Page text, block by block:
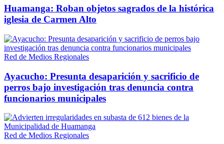
Huamanga: Roban objetos sagrados de la histórica
iglesia de Carmen Alto
Red de Medios Regionales
Ayacucho: Presunta desaparición y sacrificio de
perros bajo investigación tras denuncia contra
funcionarios municipales
Red de Medios Regionales